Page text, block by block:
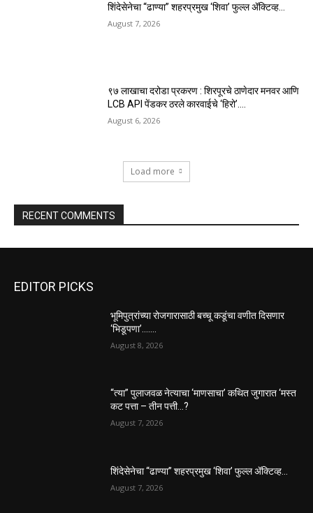
शिंदेसेनेचा “ढाण्या” शहरप्रमुख ‘शिवा’ फुल्ल ॲक्टिव्ह…
August 7, 2026
९७ लाखाचा दरोडा प्रकरण : शिरपूरचे ठाणेदार मनवर आणि
LCB API पेंडकर ठरले कारवाईचे ‘हिरो’….
August 6, 2026
Load more
RECENT COMMENTS
EDITOR PICKS
भूमिपुत्रांच्या रोजगारासाठी बच्चू कडूंचा वणीत दिसणार
‘भिडूपणा’…….
August 8, 2026
“त्या” पुलाजवळ नेत्याचा ‘माणसाचा’ कथित जुगारात ‘मस्त
कट पत्ता – तीन पत्ती…?
August 7, 2026
शिंदेसेनेचा “ढाण्या” शहरप्रमुख ‘शिवा’ फुल्ल ॲक्टिव्ह…
August 7, 2026